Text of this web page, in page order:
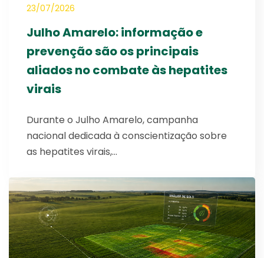
23/07/2026
Julho Amarelo: informação e
prevenção são os principais
aliados no combate às hepatites
virais
Durante o Julho Amarelo, campanha
nacional dedicada à conscientização sobre
as hepatites virais,…